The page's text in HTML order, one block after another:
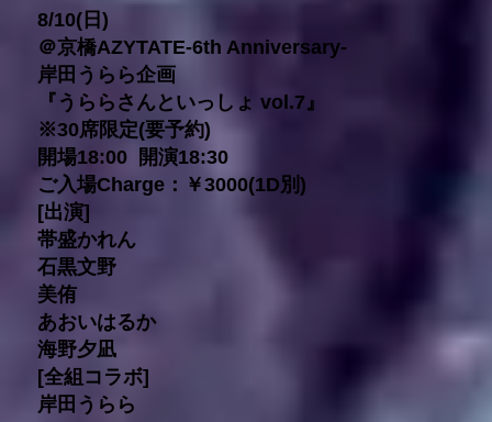
8/10(日)
＠京橋AZYTATE-6th Anniversary-
岸田うらら企画
『うららさんといっしょ vol.7』
※30席限定(要予約)
開場18:00 開演18:30
ご入場Charge：￥3000(1D別)
[出演]
帯盛かれん
石黒文野
美侑
あおいはるか
海野夕凪
[全組コラボ]
岸田うらら